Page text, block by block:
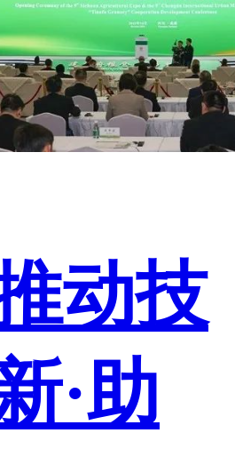
动技
·助